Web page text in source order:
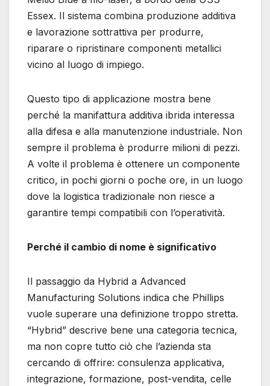
Essex. Il sistema combina produzione additiva
e lavorazione sottrattiva per produrre,
riparare o ripristinare componenti metallici
vicino al luogo di impiego.
Questo tipo di applicazione mostra bene
perché la manifattura additiva ibrida interessa
alla difesa e alla manutenzione industriale. Non
sempre il problema è produrre milioni di pezzi.
A volte il problema è ottenere un componente
critico, in pochi giorni o poche ore, in un luogo
dove la logistica tradizionale non riesce a
garantire tempi compatibili con l’operatività.
Perché il cambio di nome è significativo
Il passaggio da Hybrid a Advanced
Manufacturing Solutions indica che Phillips
vuole superare una definizione troppo stretta.
“Hybrid” descrive bene una categoria tecnica,
ma non copre tutto ciò che l’azienda sta
cercando di offrire: consulenza applicativa,
integrazione, formazione, post-vendita, celle